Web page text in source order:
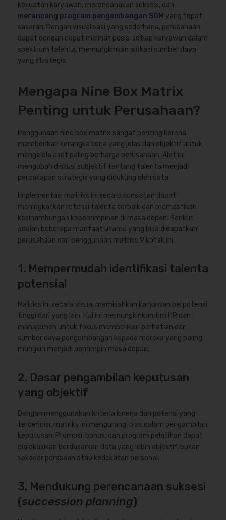
kekuatan karyawan, merencanakan suksesi, dan
merancang program pengembangan SDM yang tepat
sasaran. Dengan visualisasi yang sederhana, perusahaan
dapat dengan cepat melihat posisi setiap karyawan dalam
spektrum talenta, memungkinkan alokasi sumber daya
yang strategis.
Mengapa Nine Box Matrix
Penting untuk Perusahaan?
Penggunaan nine box matrix sangat penting karena
memberikan kerangka kerja yang jelas dan objektif untuk
mengelola aset paling berharga perusahaan. Alat ini
mengubah diskusi subjektif tentang talenta menjadi
percakapan strategis yang didukung oleh data.
Implementasi matriks ini secara konsisten dapat
meningkatkan retensi talenta terbaik dan memastikan
kesinambungan kepemimpinan di masa depan. Berikut
adalah beberapa manfaat utama yang bisa didapatkan
perusahaan dari penggunaan matriks 9 kotak ini.
1. Mempermudah identifikasi talenta
potensial
Matriks ini secara visual memisahkan karyawan berpotensi
tinggi dari yang lain. Hal ini memungkinkan tim HR dan
manajemen untuk fokus memberikan perhatian dan
sumber daya pengembangan kepada mereka yang paling
mungkin menjadi pemimpin masa depan.
2. Dasar pengambilan keputusan
yang objektif
Dengan menggunakan kriteria kinerja dan potensi yang
terdefinisi, matriks ini mengurangi bias dalam pengambilan
keputusan. Promosi, bonus, dan program pelatihan dapat
dialokasikan berdasarkan data yang lebih objektif, bukan
sekadar perasaan atau kedekatan personal.
3. Mendukung perencanaan suksesi
(succession planning)